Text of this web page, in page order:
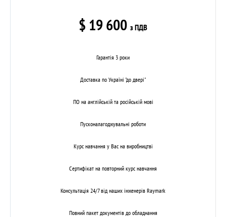
$ 19 600 з ПДВ
Гарантія 3 роки
Доставка по Україні "до двері"
ПО на англійській та російській мові
Пусконалагоджувальні роботи
Курс навчання у Вас на виробництві
Сертифікат на повторний курс навчання
Консультація 24/7 від наших інженерів Raymark
Повний пакет документів до обладнання